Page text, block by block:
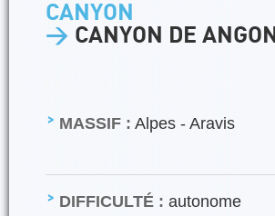
CANYON
> CANYON DE ANGON
MASSIF : Alpes - Aravis
DIFFICULTÉ : autonome